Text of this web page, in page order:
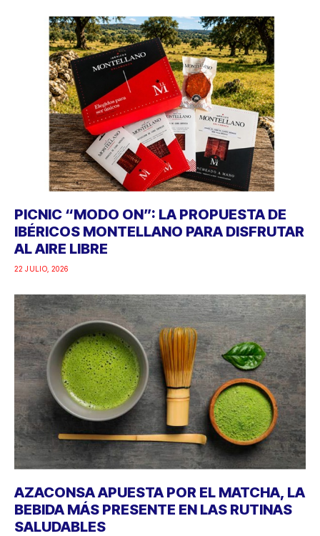
PICNIC “MODO ON”: LA PROPUESTA DE
IBÉRICOS MONTELLANO PARA DISFRUTAR
AL AIRE LIBRE
22 JULIO, 2026
AZACONSA APUESTA POR EL MATCHA, LA
BEBIDA MÁS PRESENTE EN LAS RUTINAS
SALUDABLES